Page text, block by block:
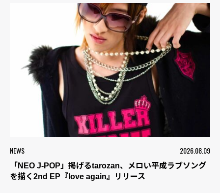
NEWS 2026.08.09
「NEO J-POP」掲げるtarozan、メロい平成ラブソング
を描く2nd EP『love again』リリース